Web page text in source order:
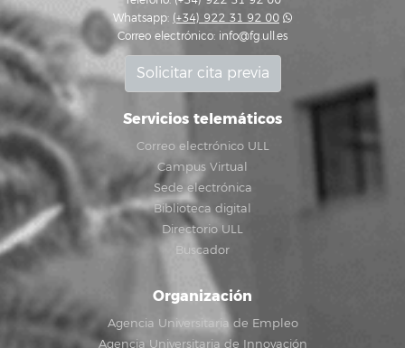
Whatsapp: (+34) 922 31 92 00
Correo electrónico: info@fg.ull.es
Solicitar cita previa
Servicios telemáticos
Correo electrónico ULL
Campus Virtual
Sede electrónica
Biblioteca digital
Directorio ULL
Buscador
Organización
Agencia Universitaria de Empleo
Agencia Universitaria de Innovación